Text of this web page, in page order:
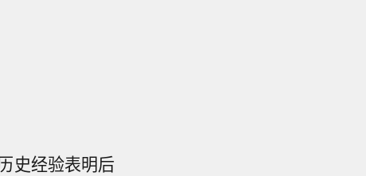
史经验表明后